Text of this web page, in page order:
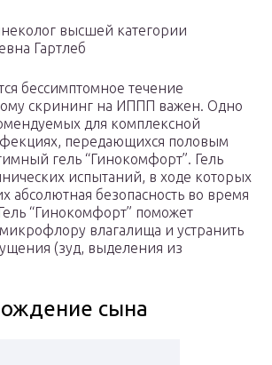
высшей категории
Гартлеб
бессимптомное течение
скрининг на ИППП важен. Одно
для комплексной
передающихся половым
гель “Гинокомфорт”. Гель
испытаний, в ходе которых
абсолютная безопасность во время
“Гинокомфорт” поможет
влагалища и устранить
(зуд, выделения из
сына